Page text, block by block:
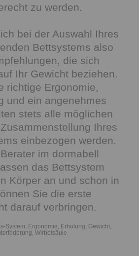
zu werden.
bei der Auswahl Ihres
Bettsystems also
die sich
Ihr Gewicht beziehen.
richtige Ergonomie,
und ein angenehmes
stets alle möglichen
Ihres
einbezogen werden.
im dormabell
das Bettsystem
Körper an und schon in
Sie die erste
darauf verbringen.
System, Ergonomie, Erholung, Gewicht,
, Wirbelsäule